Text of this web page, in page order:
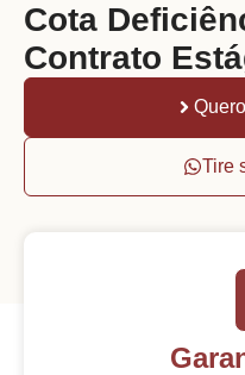
Cota
Contrato
Tire